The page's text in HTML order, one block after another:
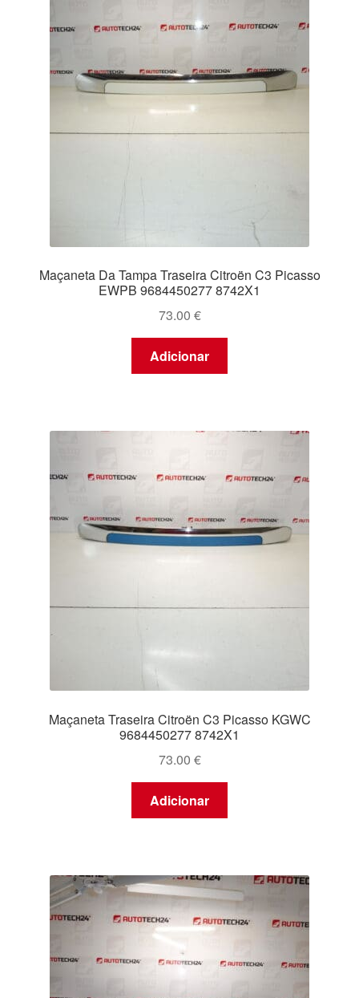
Maçaneta Da Tampa Traseira Citroën C3 Picasso
EWPB 9684450277 8742X1
73.00 €
Adicionar
Maçaneta Traseira Citroën C3 Picasso KGWC
9684450277 8742X1
73.00 €
Adicionar